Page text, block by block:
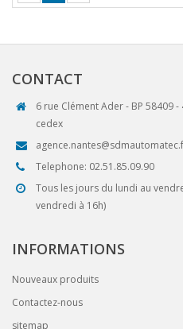
CONTACT
6 rue Clément Ader - BP 58409 -
cedex
Telephone: 02.51.85.09.90
Tous les jours du lundi au
vendredi à 16h)
INFORMATIONS
Nouveaux produits
Contactez-nous
sitemap